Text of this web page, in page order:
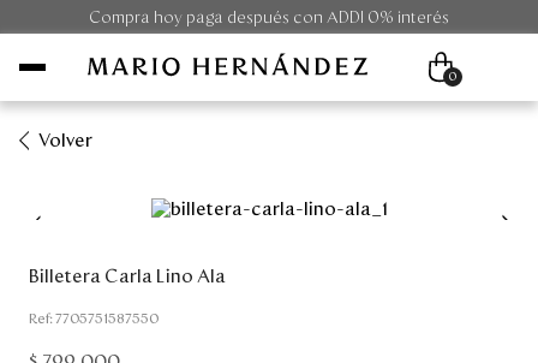
Compra hoy paga después con ADDI 0% interés
Unisex
0
Volver
Billetera Carla Lino Ala
:7705751587550